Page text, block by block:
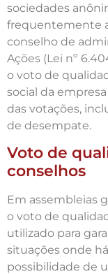
sociedades
frequentemente
conselho de
Ações (Lei nº
o voto de
social da
das votações,
de desempate.
Voto de
conselhos
Em assembleias
o voto de
utilizado para
situações onde
possibilidade de